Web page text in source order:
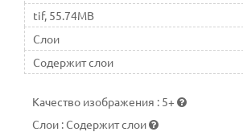
tif, 55.74MB
Слои
Содержит слои
Качество изображения : 5+
Слои :Содержит слои